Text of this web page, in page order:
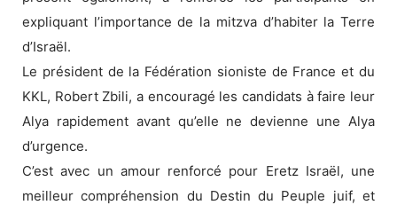
expliquant l’importance de la mitzva d’habiter la Terre
d’Israël.
Le président de la Fédération sioniste de France et du
KKL, Robert Zbili, a encouragé les candidats à faire leur
Alya rapidement avant qu’elle ne devienne une Alya
d’urgence.
C’est avec un amour renforcé pour Eretz Israël, une
meilleur compréhension du Destin du Peuple juif, et